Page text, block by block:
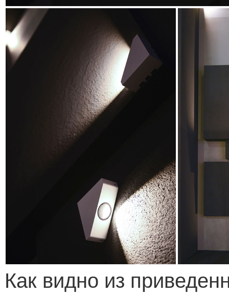
Как видно из